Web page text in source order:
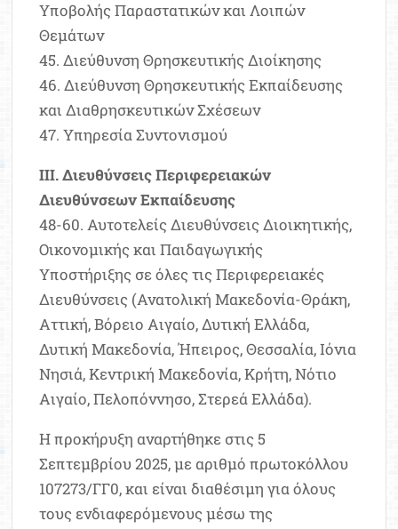
Υποβολής Παραστατικών και Λοιπών
Θεμάτων
45. Διεύθυνση Θρησκευτικής Διοίκησης
46. Διεύθυνση Θρησκευτικής Εκπαίδευσης
και Διαθρησκευτικών Σχέσεων
47. Υπηρεσία Συντονισμού
ΙΙΙ. Διευθύνσεις Περιφερειακών
Διευθύνσεων Εκπαίδευσης
48-60. Αυτοτελείς Διευθύνσεις Διοικητικής,
Οικονομικής και Παιδαγωγικής
Υποστήριξης σε όλες τις Περιφερειακές
Διευθύνσεις (Ανατολική Μακεδονία-Θράκη,
Αττική, Βόρειο Αιγαίο, Δυτική Ελλάδα,
Δυτική Μακεδονία, Ήπειρος, Θεσσαλία, Ιόνια
Νησιά, Κεντρική Μακεδονία, Κρήτη, Νότιο
Αιγαίο, Πελοπόννησο, Στερεά Ελλάδα).
Η προκήρυξη αναρτήθηκε στις 5
Σεπτεμβρίου 2025, με αριθμό πρωτοκόλλου
107273/ΓΓ0, και είναι διαθέσιμη για όλους
τους ενδιαφερόμενους μέσω της